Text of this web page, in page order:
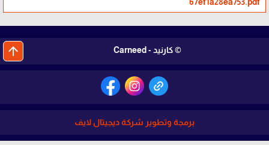
67ef1a28ea753.pdf
© كارنيد - Carneed arrow_upward
برمجة وتطوير شركة ديجيتال لايف